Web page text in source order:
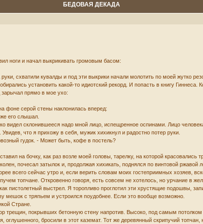
БЕДОВАЯ ДЕКАДА
ноги и начал выкрикивать громовым басом:
схватили кувалды и под эти выкрики начали молотить по моей жутко
установить какой-то идиотский рекорд. И попасть в книгу
зарычал прямо в мое ухо:
фоне серой стены наклонилась вперед:
его слышал.
видел склонившееся надо мной лицо, испещренное оспинами. Лицо
что я прихожу в себя, мужик хихикнул и радостно потер руки.
гудок. - Может быть, кофе в постель?
на бочку, как раз возле моей головы, тарелку, на которой красовались
почесал затылок и, продолжая хихикать, поднялся по винтовой ржавой
всего сейчас утро и, если верить словам моих гостеприимных хозяев,
топчане. Откровенно говоря, есть совсем не хотелось, но урчание в
пистолетный выстрел. Я торопливо проглотил эти хрустящие подошвы,
мешок с тряпьем и устроился поудобнее. Если это вообще возможно.
Стране.
трещин, покрывших бетонную стену напротив. Высоко, под самым
оглушенного, бросили в этот каземат. Тот же деревянный скрипучий